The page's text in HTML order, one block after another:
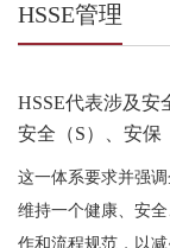
HSSE管理
HSSE代表涉及安
安全（S）、安保
这一体系要求并强
维持一个健康、安
作和流程规范，以